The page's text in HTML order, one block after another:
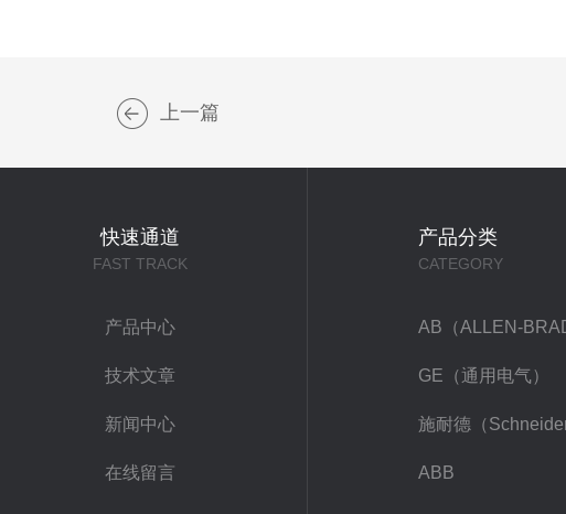
上一篇
快速通道
FAST TRACK
产品中心
技术文章
新闻中心
在线留言
产品分类
CATEGORY
AB（ALLEN-
GE（通用电气）
施耐德（Schneider
ABB